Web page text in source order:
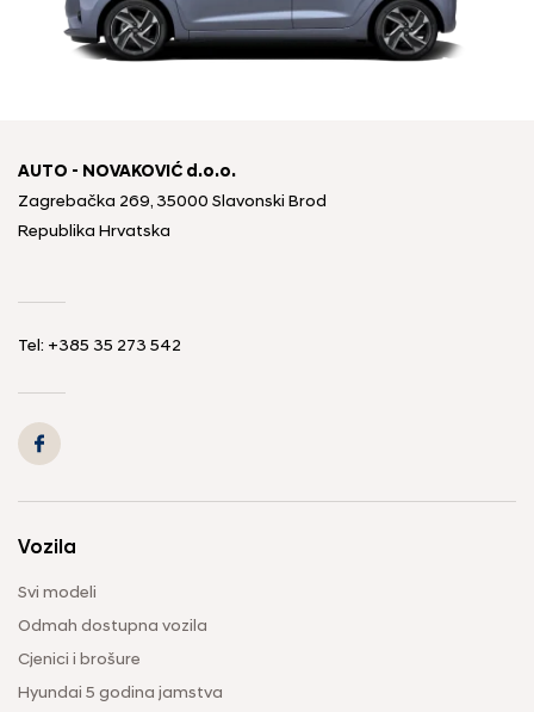
AUTO - NOVAKOVIĆ d.o.o.
Zagrebačka 269, 35000 Slavonski Brod
Republika Hrvatska
Tel: +385 35 273 542
Vozila
Svi modeli
Odmah dostupna vozila
Cjenici i brošure
Hyundai 5 godina jamstva